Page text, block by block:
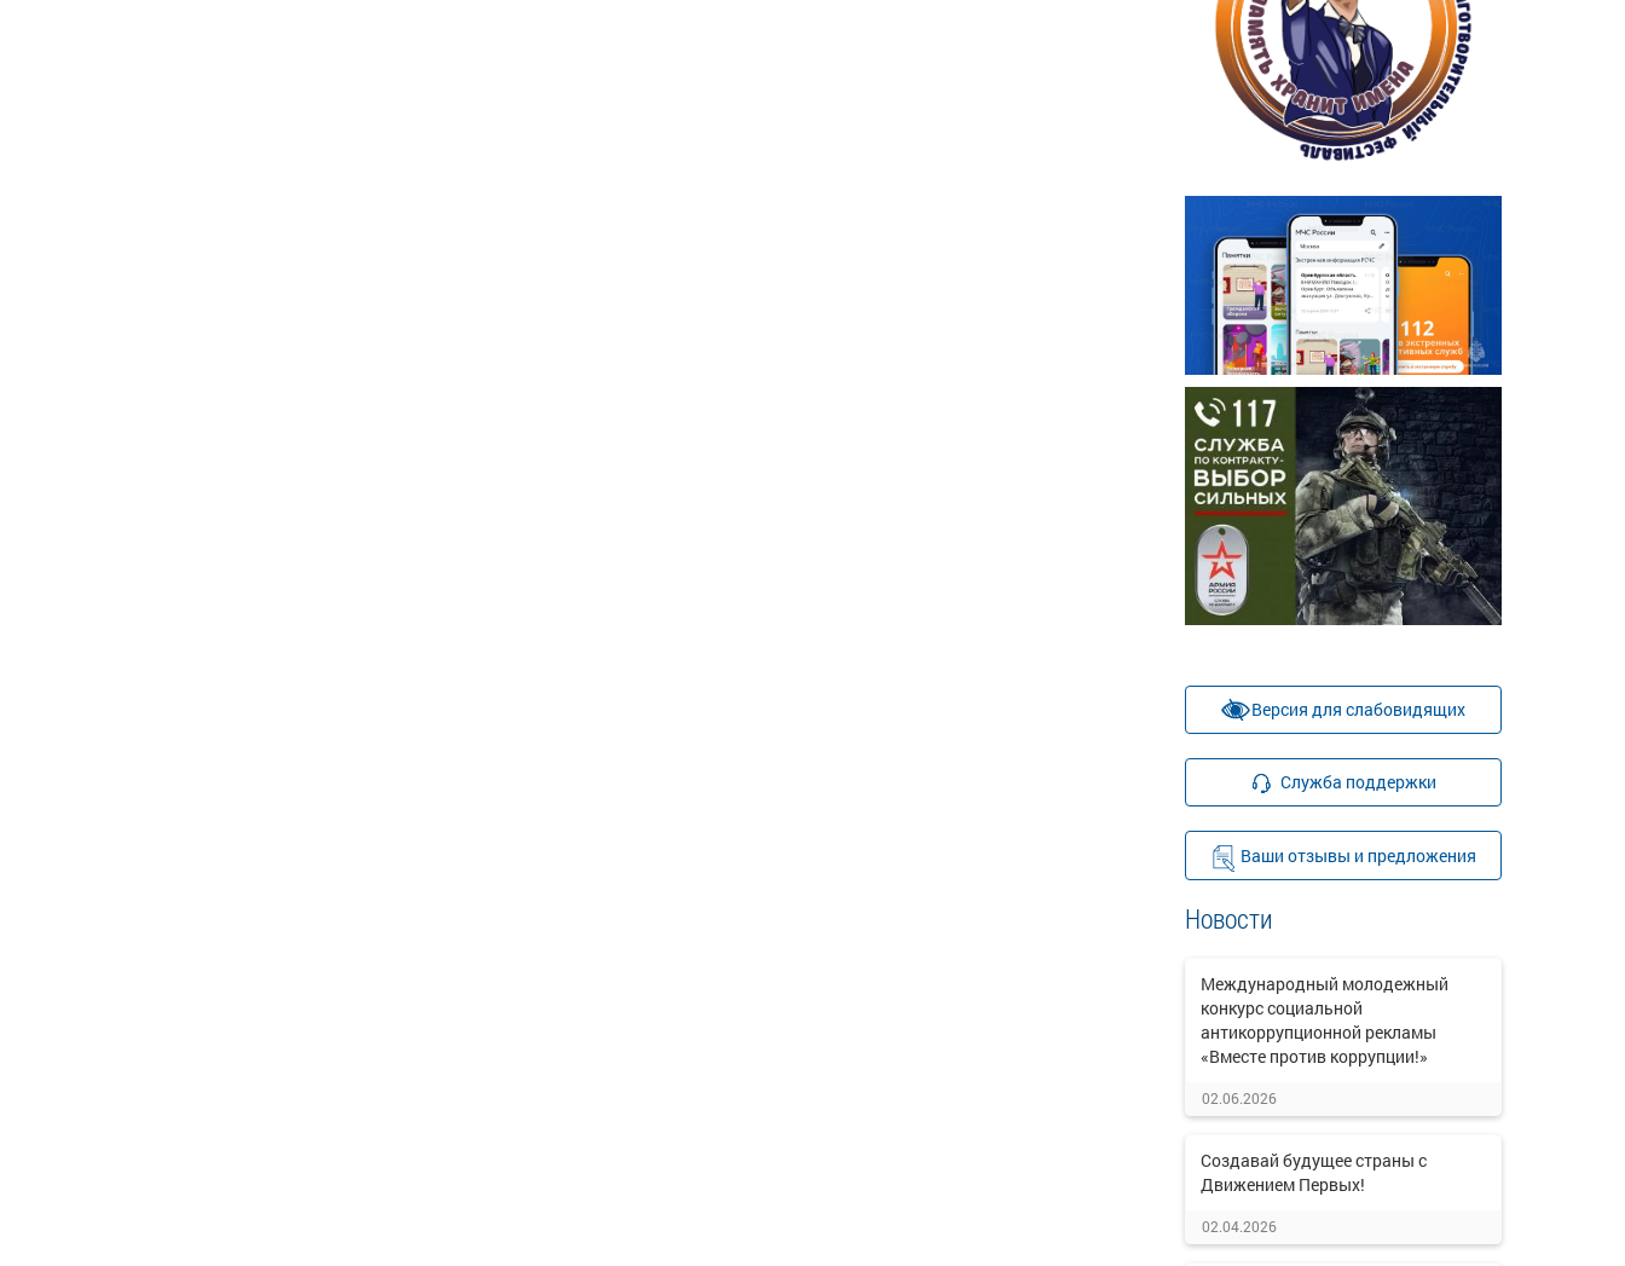
Версия для слабовидящих
Служба поддержки
Ваши отзывы и предложения
Новости
Международный молодежный
конкурс социальной
антикоррупционной рекламы
«Вместе против коррупции!»
02.06.2026
Создавай будущее страны с
Движением Первых!
02.04.2026